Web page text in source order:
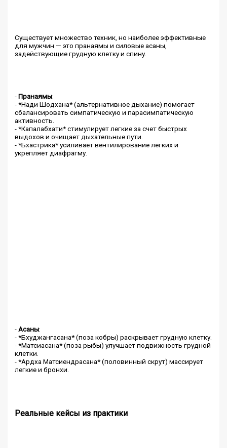
Существует множество техник, но наиболее эффективные
для мужчин — это пранаямы и силовые асаны,
задействующие грудную клетку и спину.
-Пранаямы:
- *Нади Шодхана* (альтернативное дыхание) помогает
сбалансировать симпатическую и парасимпатическую
активность.
- *Капалабхати* стимулирует легкие за счет быстрых
выдохов и очищает дыхательные пути.
- *Бхастрика* усиливает вентилирование легких и
укрепляет диафрагму.
-Асаны:
- *Бхуджангасана* (поза кобры) раскрывает грудную клетку.
- *Матсиасана* (поза рыбы) улучшает подвижность грудной
клетки.
- *Ардха Матсиендрасана* (половинный скрут) массирует
легкие и бронхи.
Реальные кейсы из практики